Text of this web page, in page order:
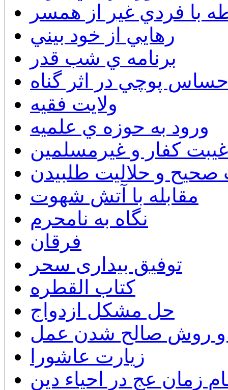
با فردي غير از همسر
رهايي از خود بيني
برنامه ي شب قدر
پوچي در اثر گناه
ولايت فقيه
ورود به حوزه ي علميه
غيبت كفار و غيرمسلمين
و حلالیت طلبیدن
مقابله با آتش شهوت
نگاه به نامحرم
فرقان
توفیق بیداری سحر
کتاب القطره
حل مشکل ازدواج
و روش صالح شدن عمل
زيارت عاشورا
زمان عج در احیاء دین